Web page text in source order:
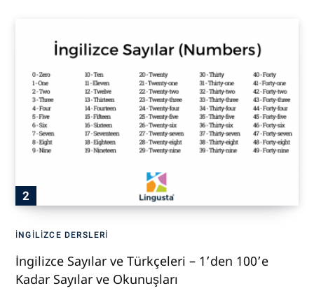
İNGILIZCE DERSLERI
İngilizce Sayılar ve Türkçeleri – 1’den 100’e
Kadar Sayılar ve Okunuşları